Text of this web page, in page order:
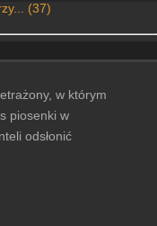
(37)
w którym
piosenki w
odsłonić